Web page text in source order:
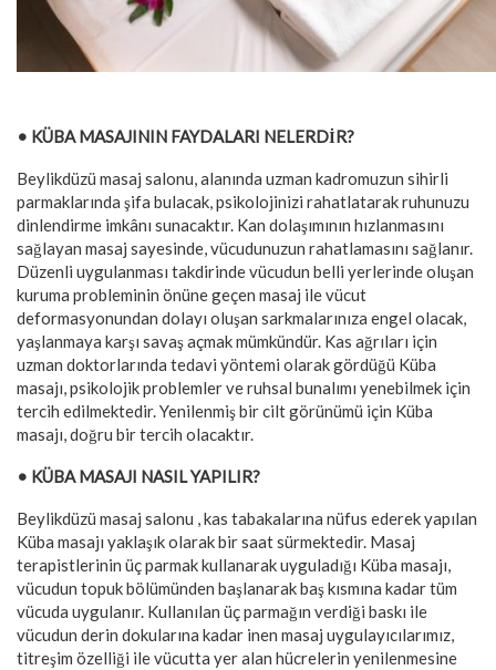
• KÜBA MASAJININ FAYDALARI NELERDİR?
Beylikdüzü masaj salonu, alanında uzman kadromuzun sihirli
parmaklarında şifa bulacak, psikolojinizi rahatlatarak ruhunuzu
dinlendirme imkânı sunacaktır. Kan dolaşımının hızlanmasını
sağlayan masaj sayesinde, vücudunuzun rahatlamasını sağlanır.
Düzenli uygulanması takdirinde vücudun belli yerlerinde oluşan
kuruma probleminin önüne geçen masaj ile vücut
deformasyonundan dolayı oluşan sarkmalarınıza engel olacak,
yaşlanmaya karşı savaş açmak mümkündür. Kas ağrıları için
uzman doktorlarında tedavi yöntemi olarak gördüğü Küba
masajı, psikolojik problemler ve ruhsal bunalımı yenebilmek için
tercih edilmektedir. Yenilenmiş bir cilt görünümü için Küba
masajı, doğru bir tercih olacaktır.
• KÜBA MASAJI NASIL YAPILIR?
Beylikdüzü masaj salonu , kas tabakalarına nüfus ederek yapılan
Küba masajı yaklaşık olarak bir saat sürmektedir. Masaj
terapistlerinin üç parmak kullanarak uyguladığı Küba masajı,
vücudun topuk bölümünden başlanarak baş kısmına kadar tüm
vücuda uygulanır. Kullanılan üç parmağın verdiği baskı ile
vücudun derin dokularına kadar inen masaj uygulayıcılarımız,
titreşim özelliği ile vücutta yer alan hücrelerin yenilenmesine